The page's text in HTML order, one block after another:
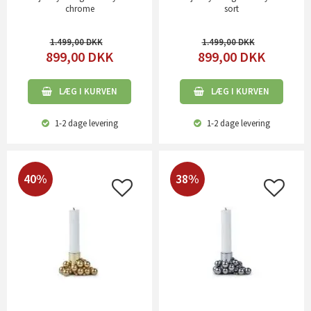
chrome
1.499,00
899,00 DKK
LÆG I KURVEN
1-2 dagelevering
sort
1.499,00
899,00 DKK
LÆG I KURVEN
1-2 dagelevering
40% 38%